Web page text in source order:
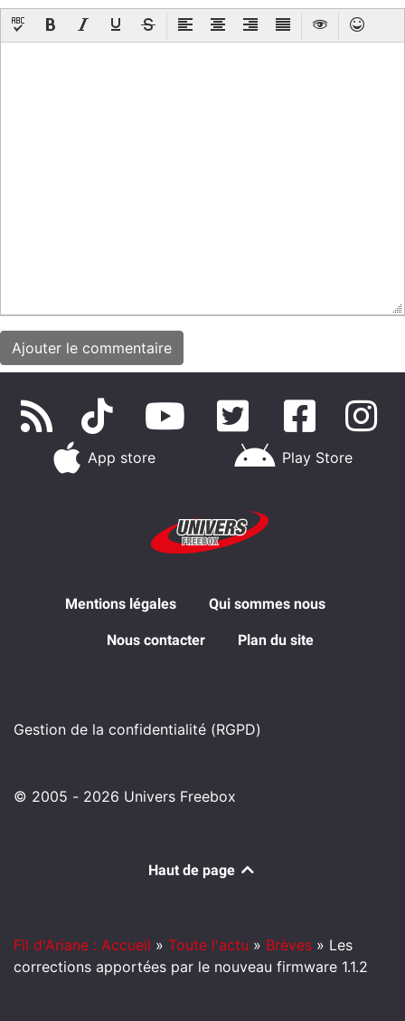
App store Play Store
Mentions légales Qui sommes nous
Nous contacter Plan du site
Gestion de la confidentialité (RGPD)
© 2005 - 2026 Univers Freebox
Haut de page
Fil d'Ariane : Accueil » Toute l'actu » Brèves » Les
corrections apportées par le nouveau firmware 1.1.2